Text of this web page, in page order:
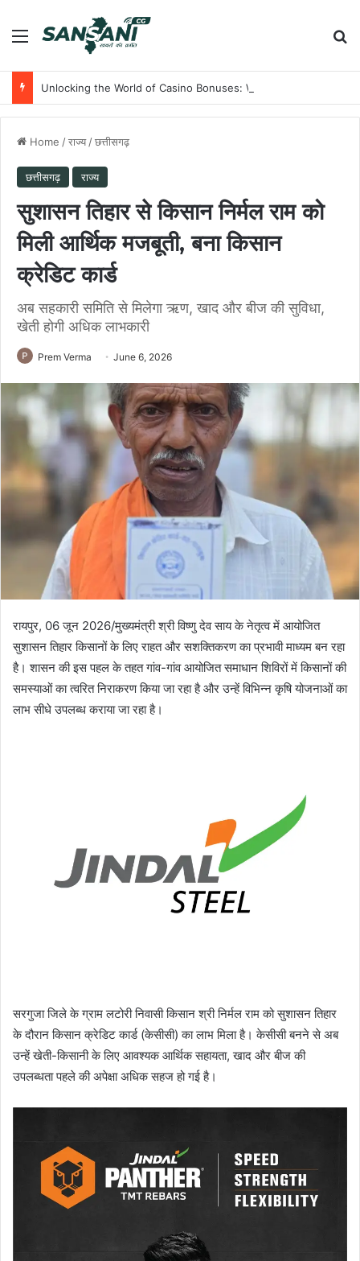
Menu
Home /राज्य /छत्तीसगढ़
छत्तीसगढ़ राज्य
सुशासन तिहार से किसान निर्मल राम को
मिली आर्थिक मजबूती, बना किसान
क्रेडिट कार्ड
अब सहकारी समिति से मिलेगा ऋण, खाद और बीज की सुविधा,
खेती होगी अधिक लाभकारी
Prem Verma June 6, 2026
रायपुर, 06 जून 2026/मुख्यमंत्री श्री विष्णु देव साय के नेतृत्व में आयोजित
सुशासन तिहार किसानों के लिए राहत और सशक्तिकरण का प्रभावी माध्यम बन रहा
है। शासन की इस पहल के तहत गांव-गांव आयोजित समाधान शिविरों में किसानों की
समस्याओं का त्वरित निराकरण किया जा रहा है और उन्हें विभिन्न कृषि योजनाओं का
लाभ सीधे उपलब्ध कराया जा रहा है।
सरगुजा जिले के ग्राम लटोरी निवासी किसान श्री निर्मल राम को सुशासन तिहार
के दौरान किसान क्रेडिट कार्ड (केसीसी) का लाभ मिला है। केसीसी बनने से अब
उन्हें खेती-किसानी के लिए आवश्यक आर्थिक सहायता, खाद और बीज की
उपलब्धता पहले की अपेक्षा अधिक सहज हो गई है।